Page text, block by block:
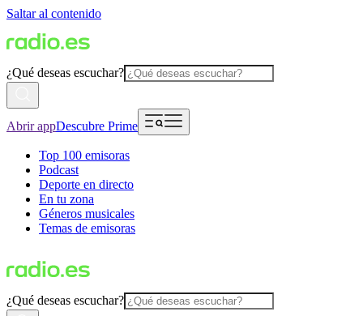
Saltar al contenido
¿Qué deseas escuchar?
Abrir appDescubre Prime
Top 100 emisoras
Podcast
Deporte en directo
En tu zona
Géneros musicales
Temas de emisoras
¿Qué deseas escuchar?